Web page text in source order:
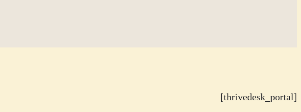
[thrivedesk_portal]